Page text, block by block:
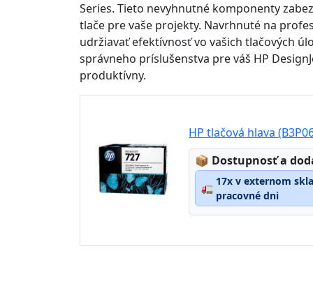
Series. Tieto nevyhnutné komponenty
tlače pre vaše projekty. Navrhnuté na
udržiavať efektívnosť vo vašich tlačových
správneho príslušenstva pre váš HP
produktívny.
HP tlačová hlava
📦 Lagerstatus:
Dostupnosť a
🚛
17x v externom
pracovné dni